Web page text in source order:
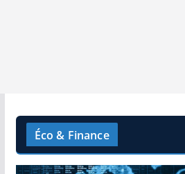
Éco & Finance